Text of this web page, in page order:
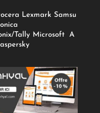
Lexmark Samsu
Tally Microsoft
A